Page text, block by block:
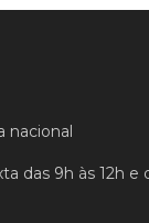
nacional
das 9h às 12h e